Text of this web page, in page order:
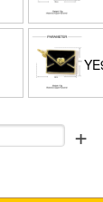
+